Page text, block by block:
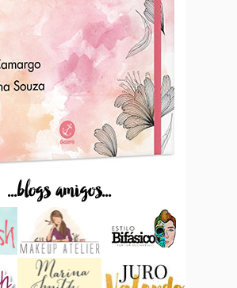
...blogs amigos...